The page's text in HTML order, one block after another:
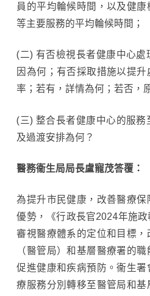
員的平均輪候時間，以及健
等主要服務的平均輪候時間；
(二) 有否檢視長者健康中心處
因為何；有否採取措施以提
率；若有，詳情為何；若否，
(三) 整合長者健康中心的服
及過渡安排為何？
醫務衞生局局長盧寵茂答覆：
為提升市民健康，改善醫療
優勢，《行政長官2024年施
審視醫療體系的定位和目標
（醫管局）和基層醫療署的
促進健康和疾病預防。衞生
療服務分別轉移至醫管局和